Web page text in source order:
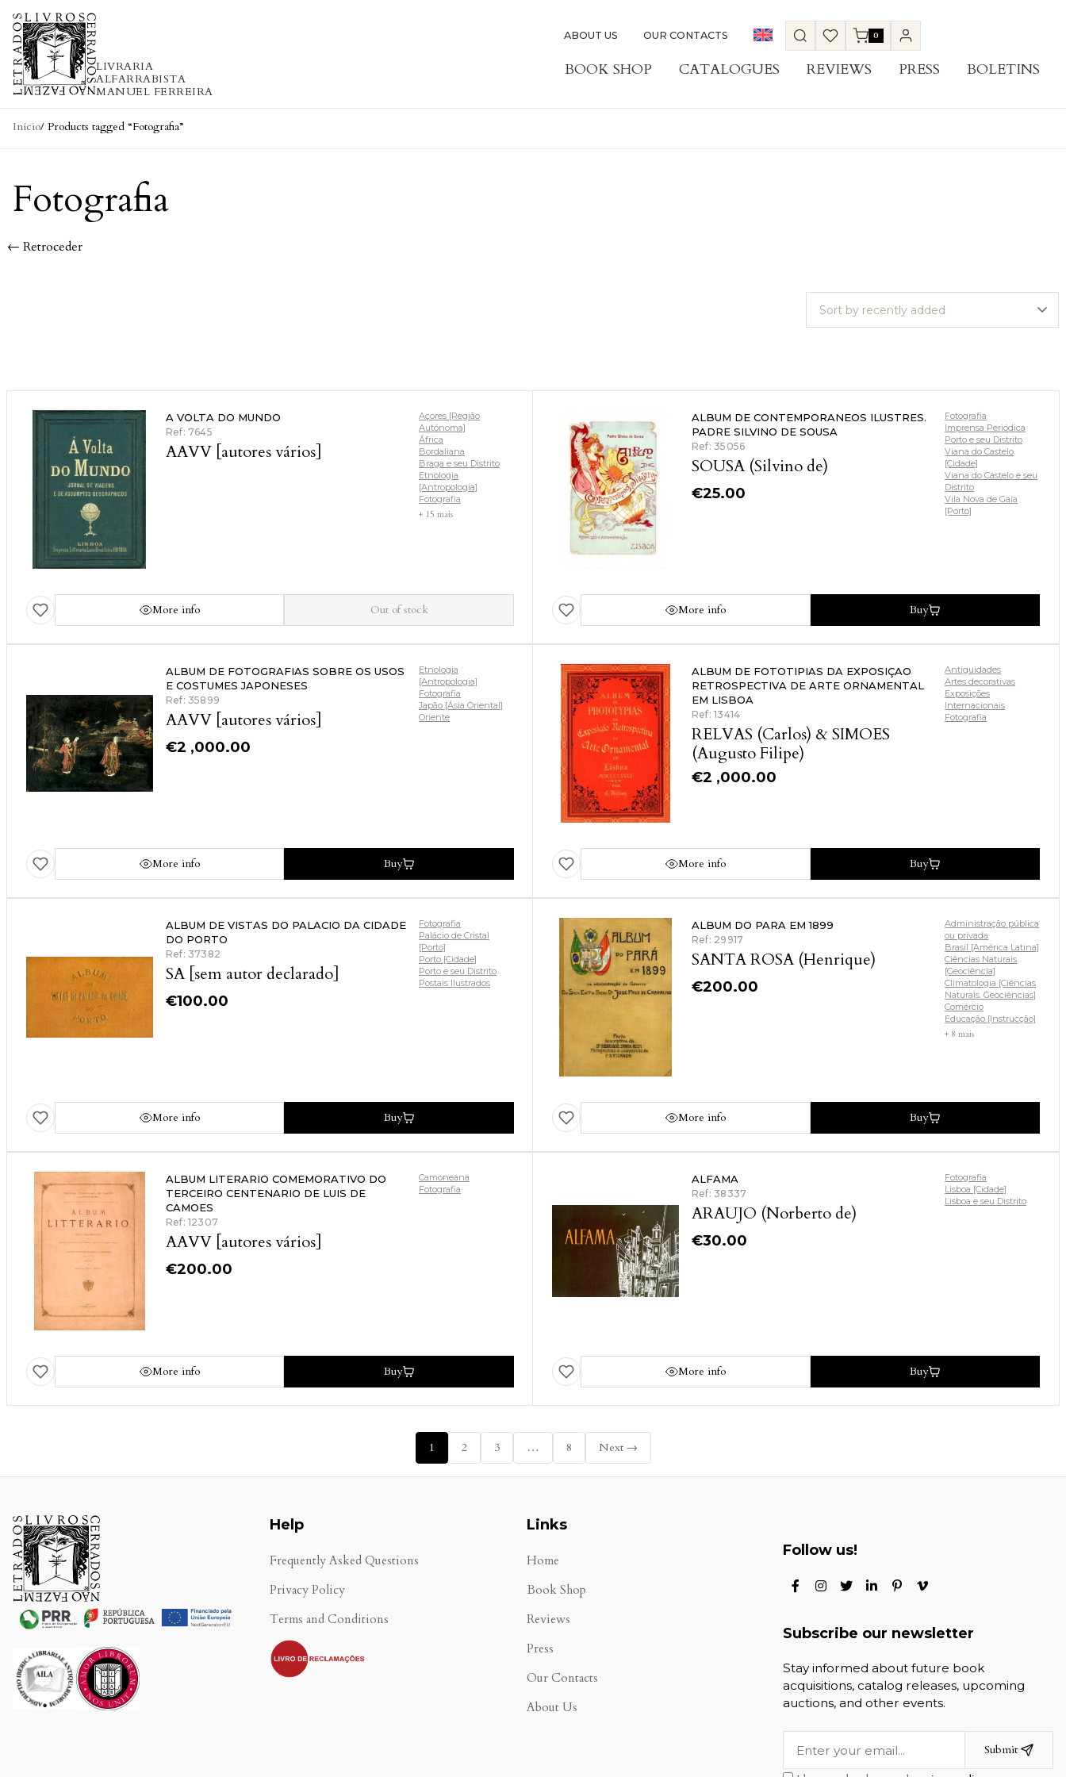
Skip to content
LIVRARIA
ALFARRABISTA
MANUEL FERREIRA
ABOUT US OUR CONTACTS 0
BOOK SHOP CATALOGUES REVIEWS PRESS BOLETINS
Início/ Products tagged “Fotografia”
Fotografia
← Retroceder
A VOLTA DO MUNDO
Ref: 7645
AAVV [autores vários]
Açores [Região
Autónoma]
África
Bordaliana
Braga e seu Distrito
Etnologia
[Antropologia]
Fotografia
+ 15 mais
More info Out of stock
ALBUM DE CONTEMPORANEOS ILUSTRES.
PADRE SILVINO DE SOUSA
Ref: 35056
SOUSA (Silvino de)
€25.00
Fotografia
Imprensa Periódica
Porto e seu Distrito
Viana do Castelo
[Cidade]
Viana do Castelo e seu
Distrito
Vila Nova de Gaia
[Porto]
More info Buy
ALBUM DE FOTOGRAFIAS SOBRE OS USOS
E COSTUMES JAPONESES
Ref: 35899
AAVV [autores vários]
€2 ,000.00
Etnologia
[Antropologia]
Fotografia
Japão [Ásia Oriental]
Oriente
More info Buy
ALBUM DE FOTOTIPIAS DA EXPOSIÇAO
RETROSPECTIVA DE ARTE ORNAMENTAL
EM LISBOA
Ref: 13414
RELVAS (Carlos) & SIMOES
(Augusto Filipe)
€2 ,000.00
Antiguidades
Artes decorativas
Exposições
Internacionais
Fotografia
More info Buy
ALBUM DE VISTAS DO PALACIO DA CIDADE
DO PORTO
Ref: 37382
SA [sem autor declarado]
€100.00
Fotografia
Palácio de Cristal
[Porto]
Porto [Cidade]
Porto e seu Distrito
Postais Ilustrados
More info Buy
ALBUM DO PARA EM 1899
Ref: 29917
SANTA ROSA (Henrique)
€200.00
Administração pública
ou privada
Brasil [América Latina]
Ciências Naturais
[Geociência]
Climatologia [Ciências
Naturais. Geociências]
Comércio
Educação [Instrucção]
+ 8 mais
More info Buy
ALBUM LITERARIO COMEMORATIVO DO
TERCEIRO CENTENARIO DE LUIS DE
CAMOES
Ref: 12307
AAVV [autores vários]
€200.00
Camoneana
Fotografia
More info Buy
ALFAMA
Ref: 38337
ARAUJO (Norberto de)
€30.00
Fotografia
Lisboa [Cidade]
Lisboa e seu Distrito
More info Buy
1 2 3 … 8 Next →
Help
Frequently Asked Questions
Privacy Policy
Terms and Conditions
.
Links
Home
Book Shop
Reviews
Press
Our Contacts
About Us
Follow us!
Subscribe our newsletter
Stay informed about future book
acquisitions, catalog releases, upcoming
auctions, and other events.
Submit